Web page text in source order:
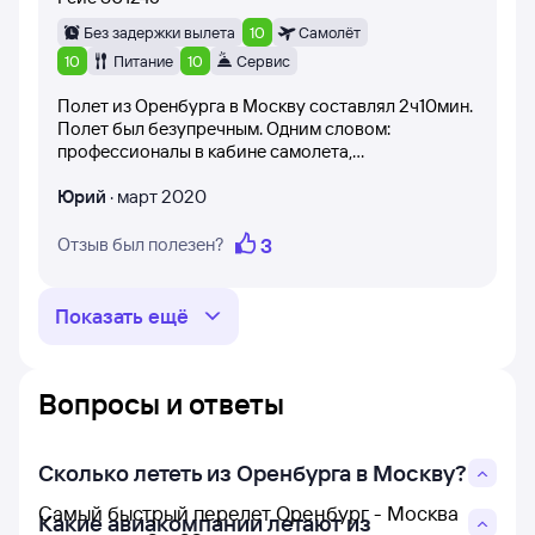
ожидания и не разочароваться.
Без задержки вылета 10
Самолёт
10
Питание 10 Сервис
Полет из Оренбурга в Москву составлял 2ч10мин.
Полет был безупречным. Одним словом:
профессионалы в кабине самолета,
высочайшем уровне. Спасибо большое за
профессионалами, за прекрасное настроение.
Юрий · март 2020
Отзыв был полезен? 3
Показать ещё
Вопросы и ответы
Сколько лететь из Оренбурга в Москву?
Самый быстрый перелет Оренбург - Москва
Какие авиакомпании летают из